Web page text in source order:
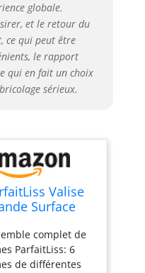
globale.
et le retour du
ce qui peut être
le rapport
qui en fait un choix
sérieux.
Valise
Surface
et Perche
complet de
ParfaitLiss: 6
de différentes